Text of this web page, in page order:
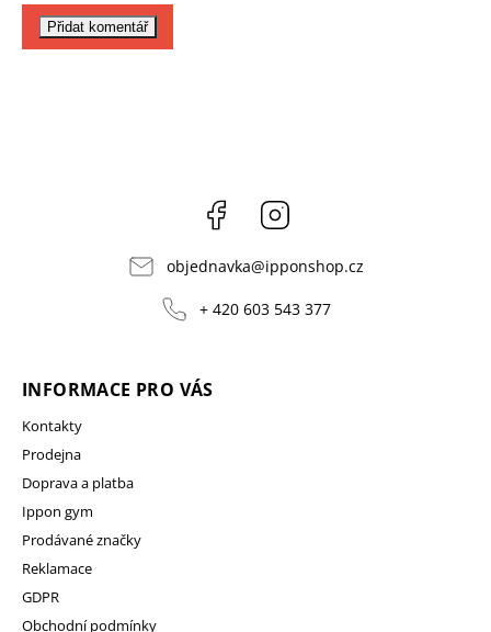
Přidat komentář
Facebook
objednavka@ipponshop.cz
+ 420 603 543 377
INFORMACE PRO VÁS
Kontakty
Prodejna
Doprava a platba
Ippon gym
Prodávané značky
Reklamace
GDPR
Obchodní podmínky